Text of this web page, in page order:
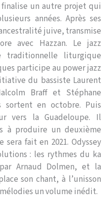
finalise un autre projet qui
années. Après ses
juive, transmise
avec Hazzan. Le jazz
traditionnelle liturgique
participe au power jazz
du bassiste Laurent
Braff et Stéphane
sortent en octobre. Puis
vers la Guadeloupe. Il
à produire un deuxième
sera fait en 2021. Odyssey
: les rythmes du ka
Arnaud Dolmen, et la
son chant, à l’unisson
un volume inédit.